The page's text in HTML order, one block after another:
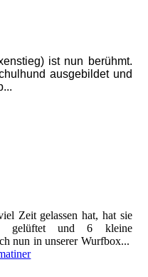
ist nun berühmt.
ausgebildet und
Zeit gelassen hat, hat sie
gelüftet und 6 kleine
nun in unserer Wurfbox...